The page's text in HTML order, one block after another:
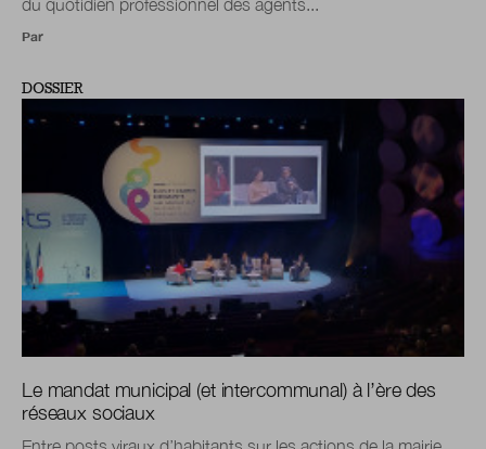
du quotidien professionnel des agents...
Par
DOSSIER
Le mandat municipal (et intercommunal) à l’ère des
réseaux sociaux